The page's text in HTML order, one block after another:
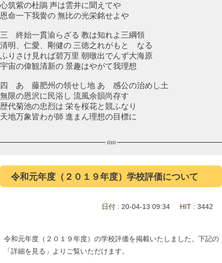
心筑紫の杜鵑 声は雲井に聞えてや
恩命一下我黌の 無比の光栄銘せよや
三 終始一貫渝らざる 教は知れよ三綱領
清明、仁愛、剛健の 三徳之れがもとゝなる
ふりさけ見れば碧万里 朝暾出でんず大海原
宇宙の偉観清新の 景趣はやがて我理想
四 あゝ藤肥州の領せし地 あゝ感公の治めし土
無限の恩沢に民浴し 流風余韻尚存す
歴代菊池の忠烈は 栄を桜花と競ふなり
天地万象皆わが師 進まん理想の目標に
令和元年度（２０１９年度）学校評価について
日付 : 20-04-13 09:34 HIT : 3442
令和元年度（２０１９年度）の学校評価を掲載いたしました。下記の
「詳細を見る」よりご覧いただけます。